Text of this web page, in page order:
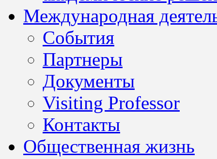
Международная
События
Партнеры
Документы
Visiting Professor
Контакты
Общественная жизнь